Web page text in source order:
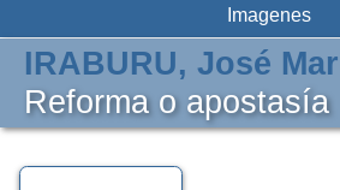
Imagenes
IRABURU, José
Reforma o apostasía